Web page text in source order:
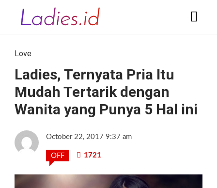
Love
Ladies, Ternyata Pria Itu
Mudah Tertarik dengan
Wanita yang Punya 5 Hal ini
October 22, 2017 9:37 am
OFF 1721